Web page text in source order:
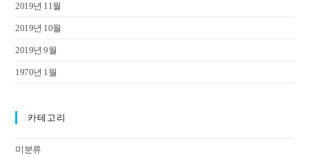
2019년 11월
2019년 10월
2019년 9월
1970년 1월
카테고리
미분류